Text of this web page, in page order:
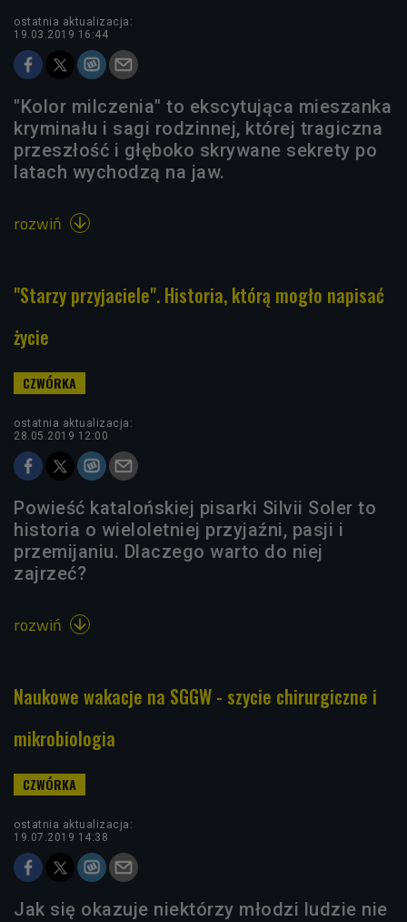
ostatnia aktualizacja:
19.03.2019 16:44
"Kolor milczenia" to ekscytująca mieszanka
kryminału i sagi rodzinnej, której tragiczna
przeszłość i głęboko skrywane sekrety po
latach wychodzą na jaw.
rozwiń 
"Starzy przyjaciele". Historia, którą mogło napisać
życie
ostatnia aktualizacja:
28.05.2019 12:00
Powieść katalońskiej pisarki Silvii Soler to
historia o wieloletniej przyjaźni, pasji i
przemijaniu. Dlaczego warto do niej
zajrzeć?
rozwiń 
Naukowe wakacje na SGGW - szycie chirurgiczne i
mikrobiologia
ostatnia aktualizacja:
19.07.2019 14:38
Jak się okazuje niektórzy młodzi ludzie nie